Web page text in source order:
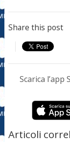
Share this post
Scarica
Articoli